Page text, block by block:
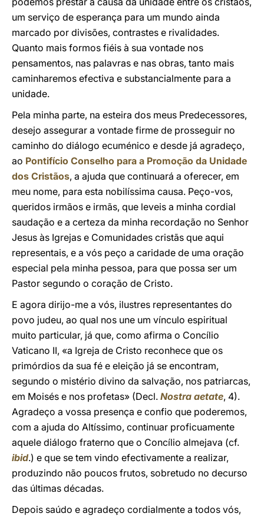
um serviço de esperança para um mundo ainda
marcado por divisões, contrastes e rivalidades.
Quanto mais formos fiéis à sua vontade nos
pensamentos, nas palavras e nas obras, tanto mais
caminharemos efectiva e substancialmente para a
unidade.
Pela minha parte, na esteira dos meus Predecessores,
desejo assegurar a vontade firme de prosseguir no
caminho do diálogo ecuménico e desde já agradeço,
ao Pontifício Conselho para a Promoção da Unidade
dos Cristãos, a ajuda que continuará a oferecer, em
meu nome, para esta nobilíssima causa. Peço-vos,
queridos irmãos e irmãs, que leveis a minha cordial
saudação e a certeza da minha recordação no Senhor
Jesus às Igrejas e Comunidades cristãs que aqui
representais, e a vós peço a caridade de uma oração
especial pela minha pessoa, para que possa ser um
Pastor segundo o coração de Cristo.
E agora dirijo-me a vós, ilustres representantes do
povo judeu, ao qual nos une um vínculo espiritual
muito particular, já que, como afirma o Concílio
Vaticano II, «a Igreja de Cristo reconhece que os
primórdios da sua fé e eleição já se encontram,
segundo o mistério divino da salvação, nos patriarcas,
em Moisés e nos profetas» (Decl. Nostra aetate, 4).
Agradeço a vossa presença e confio que poderemos,
com a ajuda do Altíssimo, continuar proficuamente
aquele diálogo fraterno que o Concílio almejava (cf.
ibid.) e que se tem vindo efectivamente a realizar,
produzindo não poucos frutos, sobretudo no decurso
das últimas décadas.
Depois saúdo e agradeço cordialmente a todos vós,